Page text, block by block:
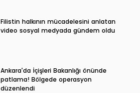
Filistin halkının mücadelesini anlatan
video sosyal medyada gündem oldu
Ankara'da İçişleri Bakanlığı önünde
patlama! Bölgede operasyon
düzenlendi